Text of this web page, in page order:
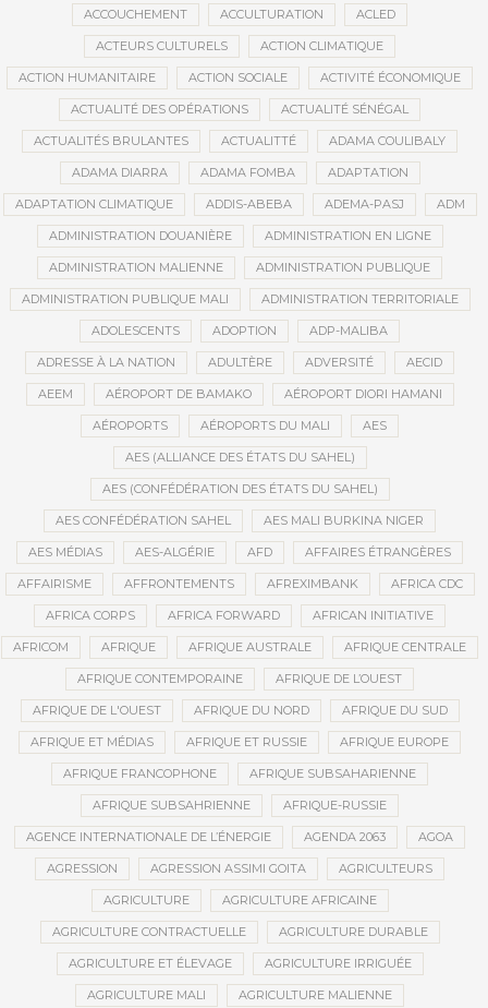
ACCOUCHEMENT ACCULTURATION ACLED
ACTEURS CULTURELS ACTION CLIMATIQUE
ACTION HUMANITAIRE ACTION SOCIALE ACTIVITÉ ÉCONOMIQUE
ACTUALITÉ DES OPÉRATIONS ACTUALITÉ SÉNÉGAL
ACTUALITÉS BRULANTES ACTUALITTÉ ADAMA COULIBALY
ADAMA DIARRA ADAMA FOMBA ADAPTATION
ADAPTATION CLIMATIQUE ADDIS-ABEBA ADEMA-PASJ ADM
ADMINISTRATION DOUANIÈRE ADMINISTRATION EN LIGNE
ADMINISTRATION MALIENNE ADMINISTRATION PUBLIQUE
ADMINISTRATION PUBLIQUE MALI ADMINISTRATION TERRITORIALE
ADOLESCENTS ADOPTION ADP-MALIBA
ADRESSE À LA NATION ADULTÈRE ADVERSITÉ AECID
AEEM AÉROPORT DE BAMAKO AÉROPORT DIORI HAMANI
AÉROPORTS AÉROPORTS DU MALI AES
AES (ALLIANCE DES ÉTATS DU SAHEL)
AES (CONFÉDÉRATION DES ÉTATS DU SAHEL)
AES CONFÉDÉRATION SAHEL AES MALI BURKINA NIGER
AES MÉDIAS AES-ALGÉRIE AFD AFFAIRES ÉTRANGÈRES
AFFAIRISME AFFRONTEMENTS AFREXIMBANK AFRICA CDC
AFRICA CORPS AFRICA FORWARD AFRICAN INITIATIVE
AFRICOM AFRIQUE AFRIQUE AUSTRALE AFRIQUE CENTRALE
AFRIQUE CONTEMPORAINE AFRIQUE DE L’OUEST
AFRIQUE DE L'OUEST AFRIQUE DU NORD AFRIQUE DU SUD
AFRIQUE ET MÉDIAS AFRIQUE ET RUSSIE AFRIQUE EUROPE
AFRIQUE FRANCOPHONE AFRIQUE SUBSAHARIENNE
AFRIQUE SUBSAHRIENNE AFRIQUE-RUSSIE
AGENCE INTERNATIONALE DE L’ÉNERGIE AGENDA 2063 AGOA
AGRESSION AGRESSION ASSIMI GOITA AGRICULTEURS
AGRICULTURE AGRICULTURE AFRICAINE
AGRICULTURE CONTRACTUELLE AGRICULTURE DURABLE
AGRICULTURE ET ÉLEVAGE AGRICULTURE IRRIGUÉE
AGRICULTURE MALI AGRICULTURE MALIENNE